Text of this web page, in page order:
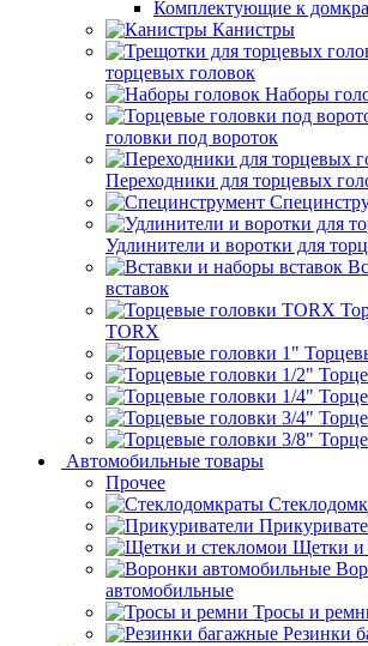
Комплектующие к
Канистры
торцевых головок
Наборы
головки под вороток
Переходники для торцевых
Удлинители и воротки для
вставок
TORX
Автомобильные товары
Прочее
Щетки и
автомобильные
Тросы и
Резинки